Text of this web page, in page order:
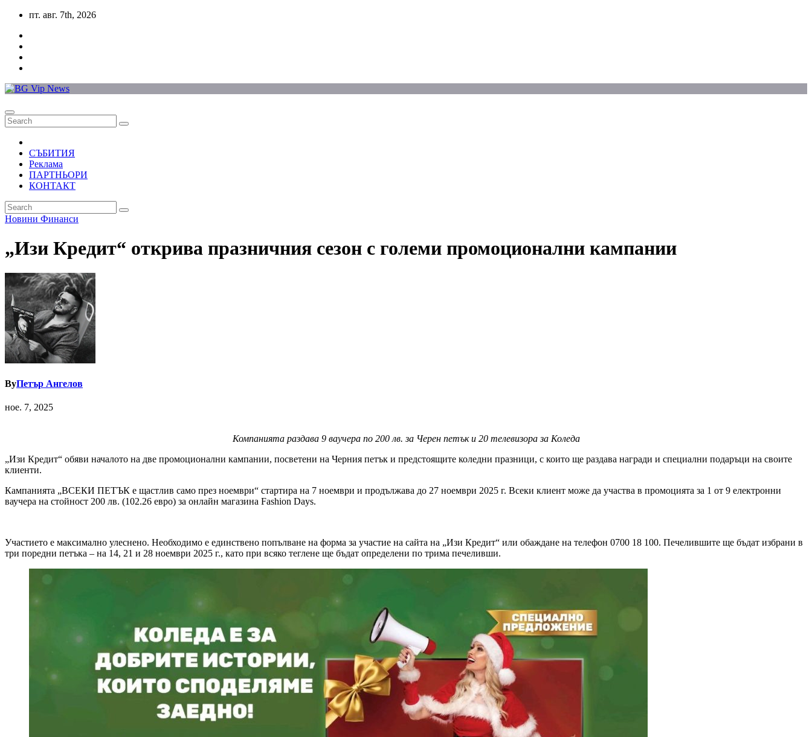
Skip
content
пт. авг. 7th, 2026
СЪБИТИЯ
Реклама
ПАРТНЬОРИ
КОНТАКТ
Новини Финанси
„Изи Кредит“ открива празничния сезон с големи промоционални кампании
ByПетър Ангелов
ное. 7, 2025
Компанията раздава 9 ваучера по 200 лв. за Черен петък и 20 телевизора за Коледа
„Изи Кредит“ обяви началото на две промоционални кампании, посветени на Черния петък и предстоящите коледни празници, с които ще раздава награди и специални подаръци на своите
клиенти.
Кампанията „ВСЕКИ ПЕТЪК е щастлив само през ноември“ стартира на 7 ноември и продължава до 27 ноември 2025 г. Всеки клиент може да участва в промоцията за 1 от 9 електронни
ваучера на стойност 200 лв. (102.26 евро) за онлайн магазина Fashion Days.
Участието е максимално улеснено. Необходимо е единствено попълване на форма за участие на сайта на „Изи Кредит“ или обаждане на телефон 0700 18 100. Печелившите ще бъдат избрани в
три поредни петъка – на 14, 21 и 28 ноември 2025 г., като при всяко теглене ще бъдат определени по трима печеливши.